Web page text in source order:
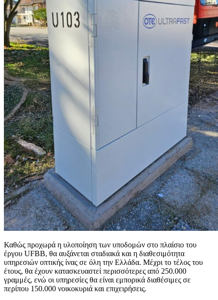
Καθώς προχωρά η υλοποίηση των υποδομών στο πλαίσιο του
έργου UFBB, θα αυξάνεται σταδιακά και η διαθεσιμότητα
υπηρεσιών οπτικής ίνας σε όλη την Ελλάδα. Μέχρι το τέλος του
έτους, θα έχουν κατασκευαστεί περισσότερες από 250.000
γραμμές, ενώ οι υπηρεσίες θα είναι εμπορικά διαθέσιμες σε
περίπου 150.000 νοικοκυριά και επιχειρήσεις.